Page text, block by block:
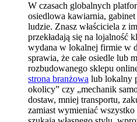
W czasach globalnych
osiedlowa kawiarnia,
ludzie. Znasz właściciela z
przekładają się na lojalność
wydana w lokalnej firmie w
sprawia, że całe osiedle lub
rozbudowanego sklepu
strona branżowa lub lokalny
okolicy” czy „mechanik
dostaw, mniej transportu,
zamiast wymieniać